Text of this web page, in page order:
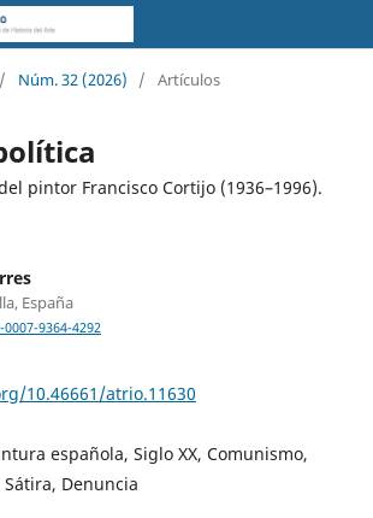
/ Núm. 32 (2026) / Artículos
pintor Francisco Cortijo (1936–1996).
España
9364-4292
10.46661/atrio.11630
española, Siglo XX, Comunismo,
Denuncia